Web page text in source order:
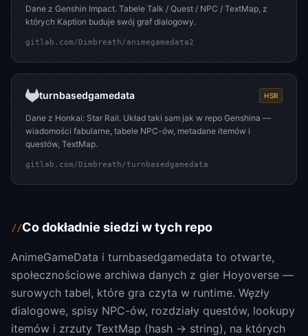
Dane z Genshin Impact. Tabele Talk / Quest / NPC / TextMap, z
których Kaption buduje swój graf dialogowy.
gitlab.com/Dimbreath/animegamedata2
turnbasedgamedata HSR
Dane z Honkai: Star Rail. Układ taki sam jak w repo Genshina —
wiadomości fabularne, tabele NPC-ów, metadane itemów i
questów, TextMap.
gitlab.com/Dimbreath/turnbasedgamedata
//Co dokładnie siedzi w tych repo
AnimeGameData i turnbasedgamedata to otwarte,
społecznościowe archiwa danych z gier Hoyoverse —
surowych tabel, które gra czyta w runtime. Węzły
dialogowe, spisy NPC-ów, rozdziały questów, lookupy
itemów i zrzuty TextMap (hash → string), na których